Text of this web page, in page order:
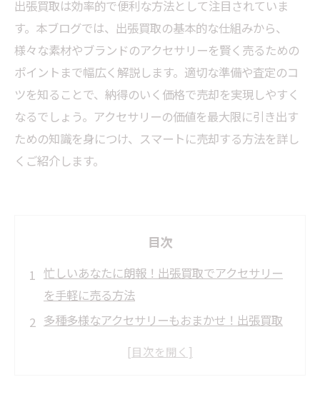
出張買取は効率的で便利な方法として注目されていま
す。本ブログでは、出張買取の基本的な仕組みから、
様々な素材やブランドのアクセサリーを賢く売るための
ポイントまで幅広く解説します。適切な準備や査定のコ
ツを知ることで、納得のいく価格で売却を実現しやすく
なるでしょう。アクセサリーの価値を最大限に引き出す
ための知識を身につけ、スマートに売却する方法を詳し
くご紹介します。
目次
忙しいあなたに朗報！出張買取でアクセサリー
を手軽に売る方法
多種多様なアクセサリーもおまかせ！出張買取